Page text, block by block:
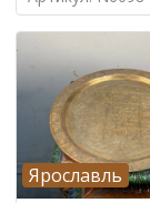
Ярославль